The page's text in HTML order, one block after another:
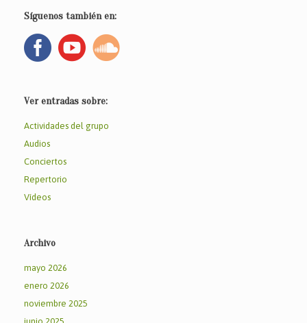
Síguenos también en:
Ver entradas sobre:
Actividades del grupo
Audios
Conciertos
Repertorio
Vídeos
Archivo
mayo 2026
enero 2026
noviembre 2025